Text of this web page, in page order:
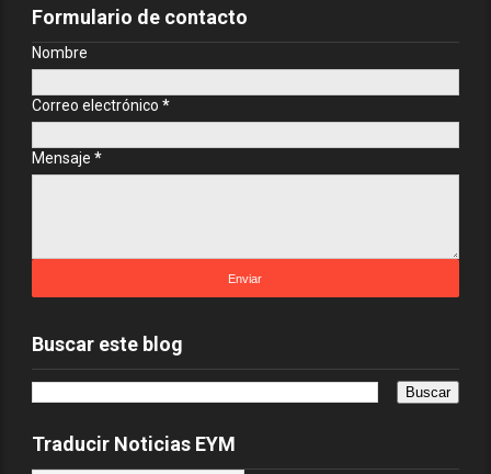
Formulario de contacto
Nombre
Correo electrónico *
Mensaje *
Buscar este blog
Traducir Noticias EYM